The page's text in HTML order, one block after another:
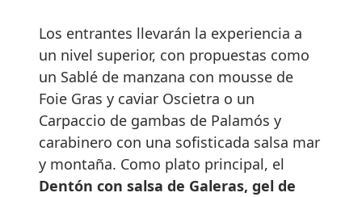
Los entrantes llevarán la experiencia a
un nivel superior, con propuestas como
un Sablé de manzana con mousse de
Foie Gras y caviar Oscietra o un
Carpaccio de gambas de Palamós y
carabinero con una sofisticada salsa mar
y montaña. Como plato principal, el
Dentón con salsa de Galeras, gel de